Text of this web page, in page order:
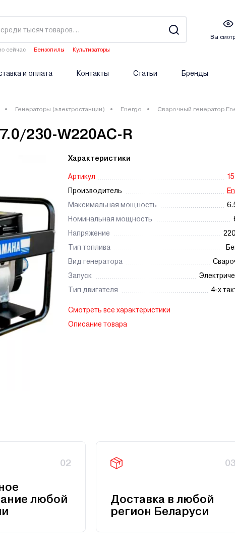
сейчас Бензопилы
Культиваторы
Вы
и оплата Контакты Статьи Бренды
Генераторы (электростанции) Energo Сварочный генератор
230-W220АC-R
Характеристики
Артикул
Производитель
Максимальная мощность
Номинальная мощность
Напряжение
Тип топлива
Вид генератора
Запуск
Тип двигателя
4-х
Смотреть все характеристики
Описание товара
02
любой
03
Доставка в любой
регион Беларуси